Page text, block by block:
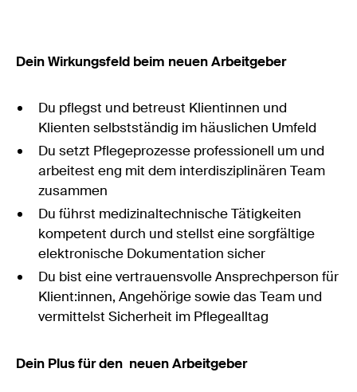
Dein Wirkungsfeld beim neuen Arbeitgeber
Du pflegst und betreust Klientinnen und
Klienten selbstständig im häuslichen Umfeld
Du setzt Pflegeprozesse professionell um und
arbeitest eng mit dem interdisziplinären Team
zusammen
Du führst medizinaltechnische Tätigkeiten
kompetent durch und stellst eine sorgfältige
elektronische Dokumentation sicher
Du bist eine vertrauensvolle Ansprechperson für
Klient:innen, Angehörige sowie das Team und
vermittelst Sicherheit im Pflegealltag
Dein Plus für den neuen Arbeitgeber